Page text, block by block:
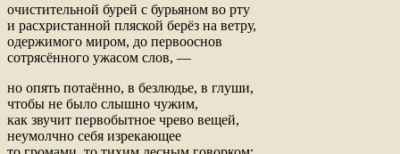
очистительной бурей с бурьяном во рту
и расхристанной пляской берёз на ветру,
одержимого миром, до первооснов
сотрясённого ужасом слов, —
но опять потаённо, в безлюдье, в глуши,
чтобы не было слышно чужим,
как звучит первобытное чрево вещей,
неумолчно себя изрекающее